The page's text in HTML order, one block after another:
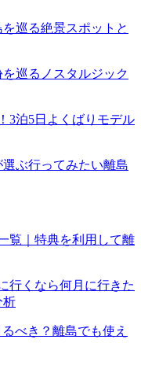
巡る絶景スポットと
巡るノスタルジック
3泊5日よくばりモデル
ぶ行ってみたい離島
覧｜特典を利用して離
行くなら何月に行きた
析
べき？離島でも使え